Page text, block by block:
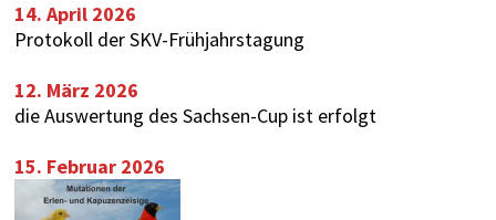
14. April 2026
Protokoll der SKV-Frühjahrstagung
12. März 2026
die Auswertung des Sachsen-Cupist erfolgt
15. Februar 2026